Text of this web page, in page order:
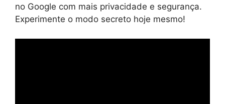
no Google com mais privacidade e segurança.
Experimente o modo secreto hoje mesmo!